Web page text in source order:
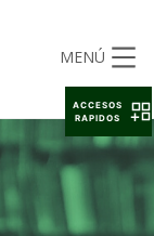
MENÚ
ACCESOS
RAPIDOS